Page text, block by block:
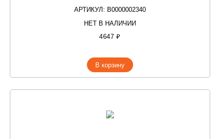
АРТИКУЛ: В0000002340
НЕТ В НАЛИЧИИ
4647 ₽
В корзину